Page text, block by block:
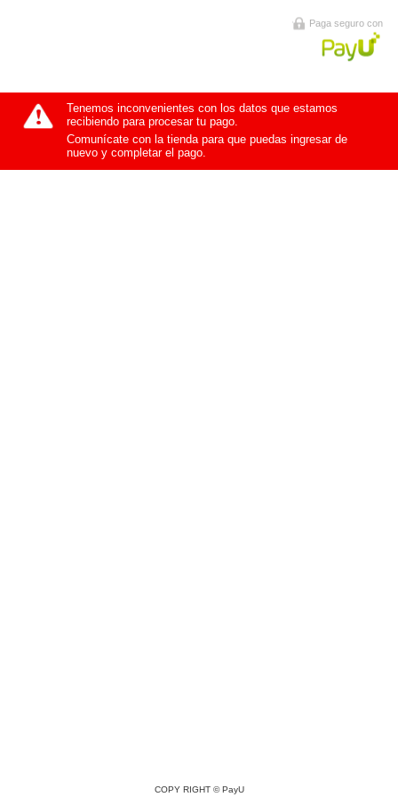
Paga seguro con
Tenemos inconvenientes con los datos que estamos
recibiendo para procesar tu pago.
Comunícate con la tienda para que puedas ingresar de
nuevo y completar el pago.
COPY RIGHT ©PayU